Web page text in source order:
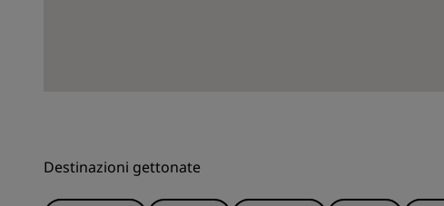
Destinazioni gettonate